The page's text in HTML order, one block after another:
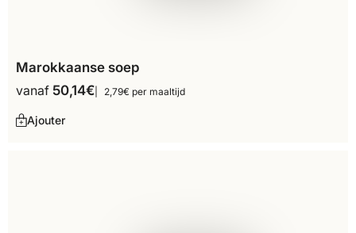
Marokkaanse soep
vanaf 50,14€ 2,79€ per maaltijd
Ajouter